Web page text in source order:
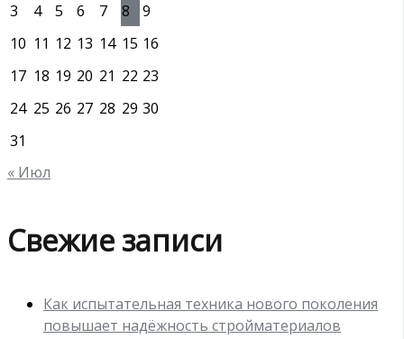
3
4 5 6 7 8
9
10 11 12 13 14 15 16
17 18 19 20 21 22 23
24 25 26 27 28 29 30
31
« Июл
Свежие записи
Как испытательная техника нового поколения
повышает надёжность стройматериалов